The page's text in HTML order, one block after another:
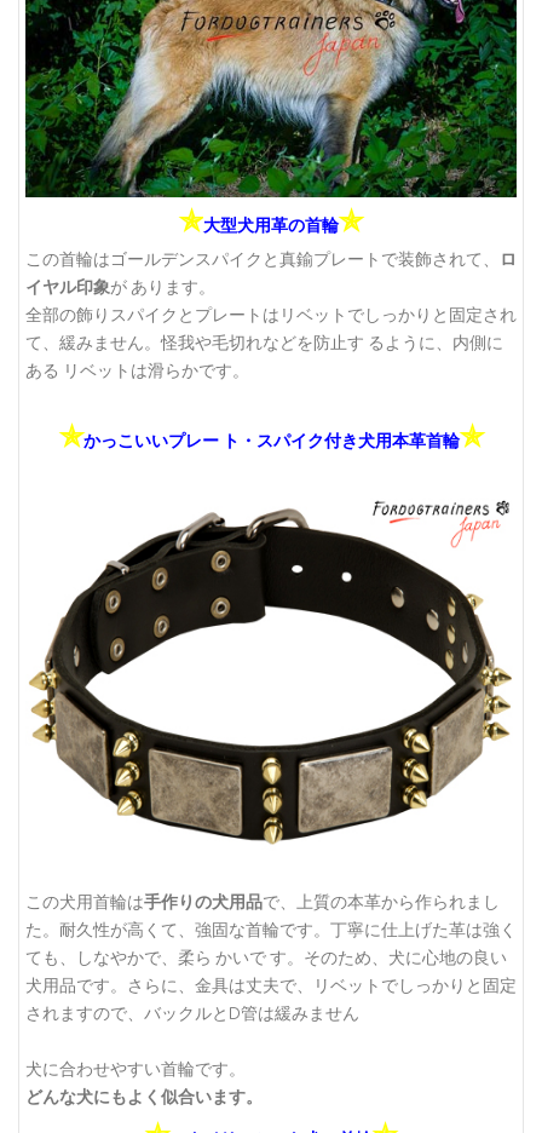
✯大型犬用革の首輪✯
この首輪はゴールデンスパイクと真鍮プレートで装飾されて、
ロ
イヤル印象が あります。
全部の飾りスパイクとプレートはリベットでしっかりと固定され
て、緩みません。怪我や毛切れなどを防止す るように、内側に
ある リベットは滑らかです。
✯かっこいいプレー ト・スパイク付き犬用本革首輪✯
この犬用首輪は手作りの犬用品で、上質の本革から作られまし
た。耐久性が高くて、強固な首輪です。丁寧に仕上げた革は強く
ても、しなやかで、柔ら かいで す。そのため、犬に心地の良い
犬用品です。さらに、金具は丈夫で、リベットでしっかりと固定
されますので、バックルとD管は緩みません
犬に合わせやすい首輪です。
どんな犬にもよく似合います。